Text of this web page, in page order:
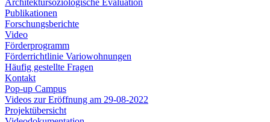
Publikationen
Forschungsberichte
Video
Förderprogramm
Förderrichtlinie Variowohnungen
Häufig gestellte Fragen
Kontakt
Pop-up Campus
Videos zur Eröffnung am 29-08-2022
Projektübersicht